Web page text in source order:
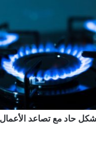
حاد مع تصاعد الأعمال